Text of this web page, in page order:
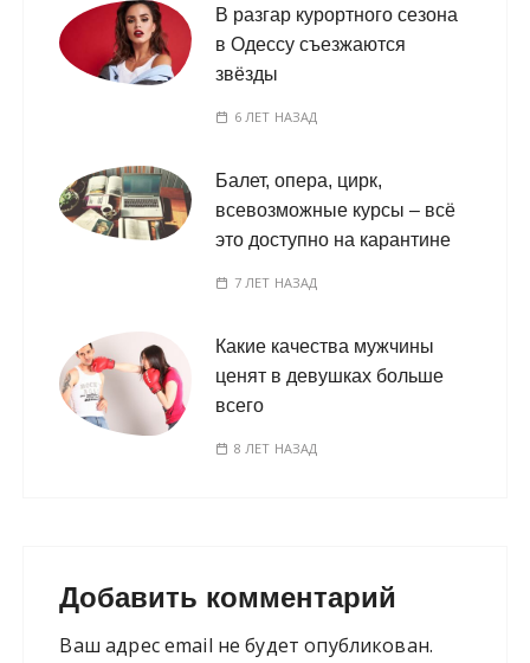
В разгар курортного сезона
в Одессу съезжаются
звёзды
6 ЛЕТ НАЗАД
Балет, опера, цирк,
всевозможные курсы – всё
это доступно на карантине
7 ЛЕТ НАЗАД
Какие качества мужчины
ценят в девушках больше
всего
8 ЛЕТ НАЗАД
Добавить комментарий
Ваш адрес email не будет опубликован.